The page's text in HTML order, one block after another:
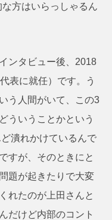
方はいらっしゃるん
ンタビュー後、2018
表に就任）です。う
う人間がいて、この3
ういうことかという
潰れかけているんで
すが、そのときにと
題が起きたりで大変
れたのが上田さんと
だけど内部のコント